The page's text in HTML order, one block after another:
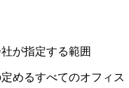
が指定する範囲
めるすべてのオフィス